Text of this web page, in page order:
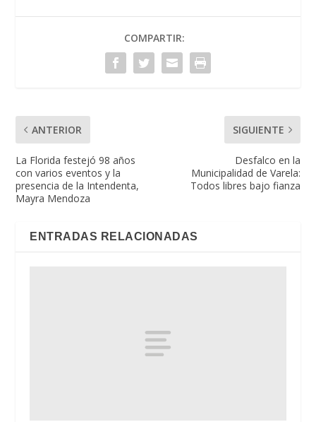
COMPARTIR:
ANTERIOR
La Florida festejó 98 años
con varios eventos y la
presencia de la Intendenta,
Mayra Mendoza
SIGUIENTE
Desfalco en la
Municipalidad de Varela:
Todos libres bajo fianza
ENTRADAS RELACIONADAS